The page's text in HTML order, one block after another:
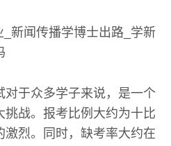
对于众多学子来说，是一个
挑战。报考比例大约为十比
烈。同时，缺考率大约在